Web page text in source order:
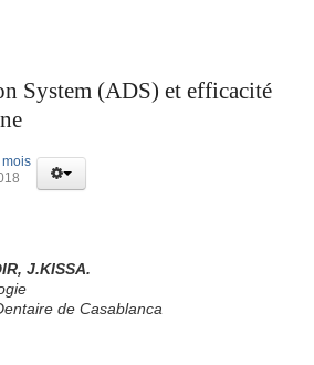
System (ADS) et efficacité
J.KISSA.
de Casablanca